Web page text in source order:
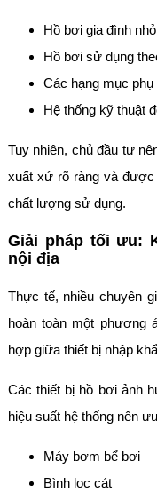
Hồ bơi gia đình nhỏ
Hồ bơi sử dụng
Các hạng mục
Hệ thống kỹ thuật
Tuy nhiên, chủ đầu tư
xuất xứ rõ ràng và
chất lượng sử dụng.
Giải pháp tối ưu:
nội địa
Thực tế, nhiều chuyên
hoàn toàn một phương
hợp giữa thiết bị nhập
Các thiết bị hồ bơi ảnh
hiệu suất hệ thống nên
Máy bơm bể bơi
Bình lọc cát